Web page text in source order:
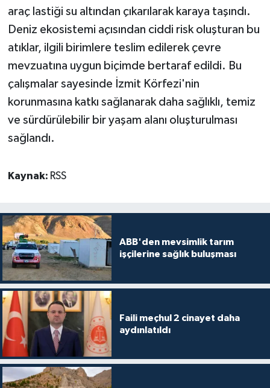
araç lastiği su altından çıkarılarak karaya taşındı.
Deniz ekosistemi açısından ciddi risk oluşturan bu
atıklar, ilgili birimlere teslim edilerek çevre
mevzuatına uygun biçimde bertaraf edildi. Bu
çalışmalar sayesinde İzmit Körfezi'nin
korunmasına katkı sağlanarak daha sağlıklı, temiz
ve sürdürülebilir bir yaşam alanı oluşturulması
sağlandı.
Kaynak: RSS
ABB'den mevsimlik tarım
işçilerine sağlık buluşması
Faili meçhul 2 cinayet daha
aydınlatıldı